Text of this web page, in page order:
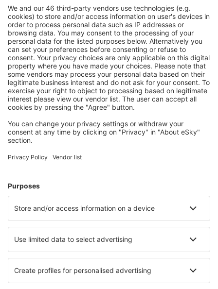
Unterkünfte, die Sie mögen
Wählen Sie aus über 1,3 Millionen Unterkünften: Hotels,
Hütten, Apartments und andere.
Meist gesuchte Unterkünfte von eSky Nutzern
Unterkünfte in Tschechien - Beliebte Städte
Unterkunft in Prag Unterkunft in Český Krumlov
Unterkunft in Ostrava Unterkunft in Karlsbad
Unterkunft in Kovářská Unterkunft in Horni Maršov
Die besten Unterkünfte - Städte
Unterkunft in Kingswear
Unterkunft in Ospedaletto di Pescantina